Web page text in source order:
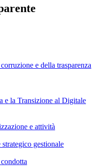
e della trasparenza
e la Transizione al Digitale
e attività
gestionale